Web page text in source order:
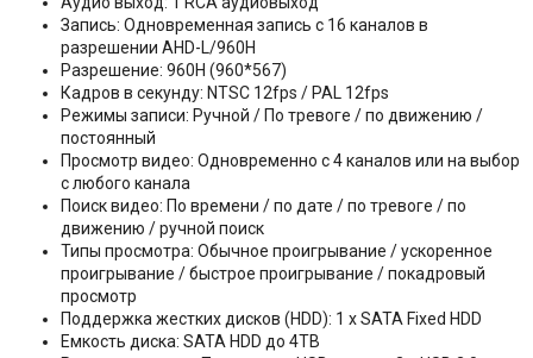
Запись: Одновременная запись с 16 каналов в
разрешении AHD-L/960H
Разрешение: 960H (960*567)
Кадров в секунду: NTSC 12fps / PAL 12fps
Режимы записи: Ручной / По тревоге / по движению /
постоянный
Просмотр видео: Одновременно с 4 каналов или на выбор
с любого канала
Поиск видео: По времени / по дате / по тревоге / по
движению / ручной поиск
Типы просмотра: Обычное проигрывание / ускоренное
проигрывание / быстрое проигрывание / покадровый
просмотр
Поддержка жестких дисков (HDD): 1 x SATA Fixed HDD
Емкость диска: SATA HDD до 4TB